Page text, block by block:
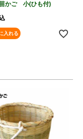
かご 小(ひも付)
入れる